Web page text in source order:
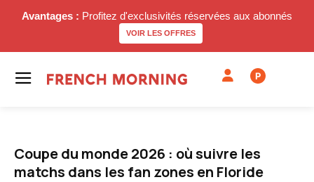
Avantages : Profitez d'exclusivités réservées aux abonnés
VOIR LES OFFRES
P
Coupe du monde 2026 : où suivre les
matchs dans les fan zones en Floride